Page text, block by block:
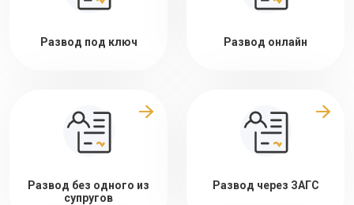
Развод под ключ Развод онлайн
Развод без одного из
супругов
Развод через ЗАГС